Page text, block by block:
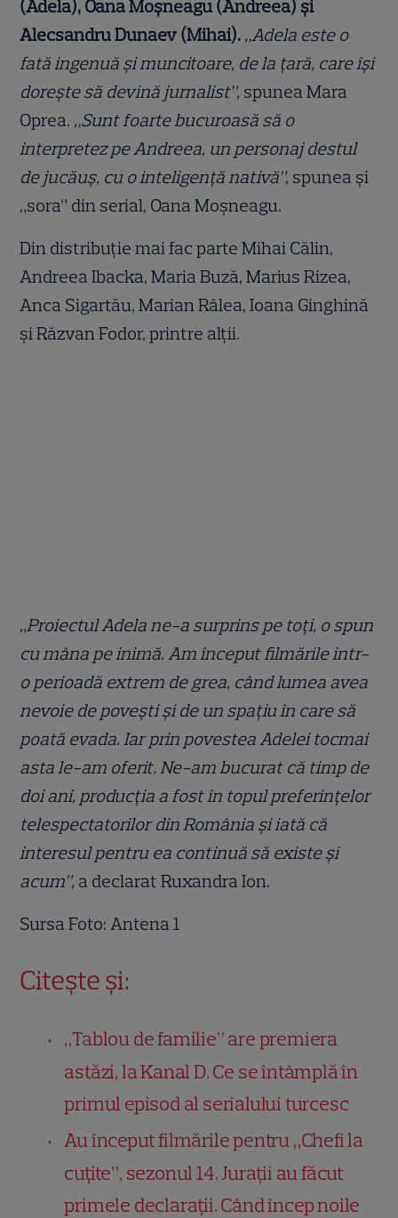
(Adela), Oana Moșneagu (Andreea) și
Alecsandru Dunaev (Mihai). „Adela este o
fată ingenuă şi muncitoare, de la ţară, care îşi
doreşte să devină jurnalist”, spunea Mara
Oprea. „Sunt foarte bucuroasă să o
interpretez pe Andreea, un personaj destul
de jucăuş, cu o inteligenţă nativă”, spunea și
„sora” din serial, Oana Moşneagu.
Din distribuție mai fac parte Mihai Călin,
Andreea Ibacka, Maria Buză, Marius Rizea,
Anca Sigartău, Marian Râlea, Ioana Ginghină
și Răzvan Fodor, printre alții.
„Proiectul Adela ne-a surprins pe toţi, o spun
cu mâna pe inimă. Am început filmările intr-
o perioadă extrem de grea, când lumea avea
nevoie de poveşti şi de un spaţiu în care să
poată evada. Iar prin povestea Adelei tocmai
asta le-am oferit. Ne-am bucurat că timp de
doi ani, producţia a fost în topul preferinţelor
telespectatorilor din România şi iată că
interesul pentru ea continuă să existe şi
acum”, a declarat Ruxandra Ion.
Sursa Foto: Antena 1
Citește și:
„Tablou de familie” are premiera
astăzi, la Kanal D. Ce se întâmplă în
primul episod al serialului turcesc
Au început filmările pentru „Chefi la
cuțite”, sezonul 14. Jurații au făcut
primele declarații. Când încep noile